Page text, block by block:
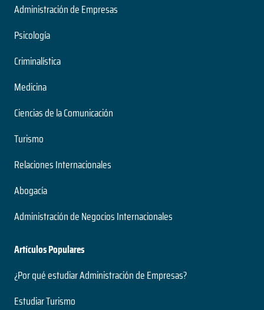
Administración de Empresas
Psicología
Criminalística
Medicina
Ciencias de la Comunicación
Turismo
Relaciones Internacionales
Abogacía
Administración de Negocios Internacionales
Artículos Populares
¿Por qué estudiar Administración de Empresas?
Estudiar Turismo